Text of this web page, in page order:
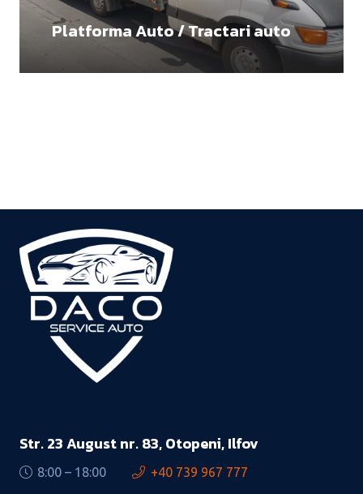
Platforma Auto / Tractari auto
Str. 23 August nr. 83, Otopeni, Ilfov
8:00 – 18:00 +40 739 967 777